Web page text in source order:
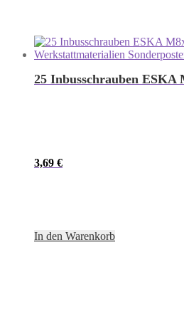
25 Inbusschrauben ESKA
3,69 €
In den Warenkorb